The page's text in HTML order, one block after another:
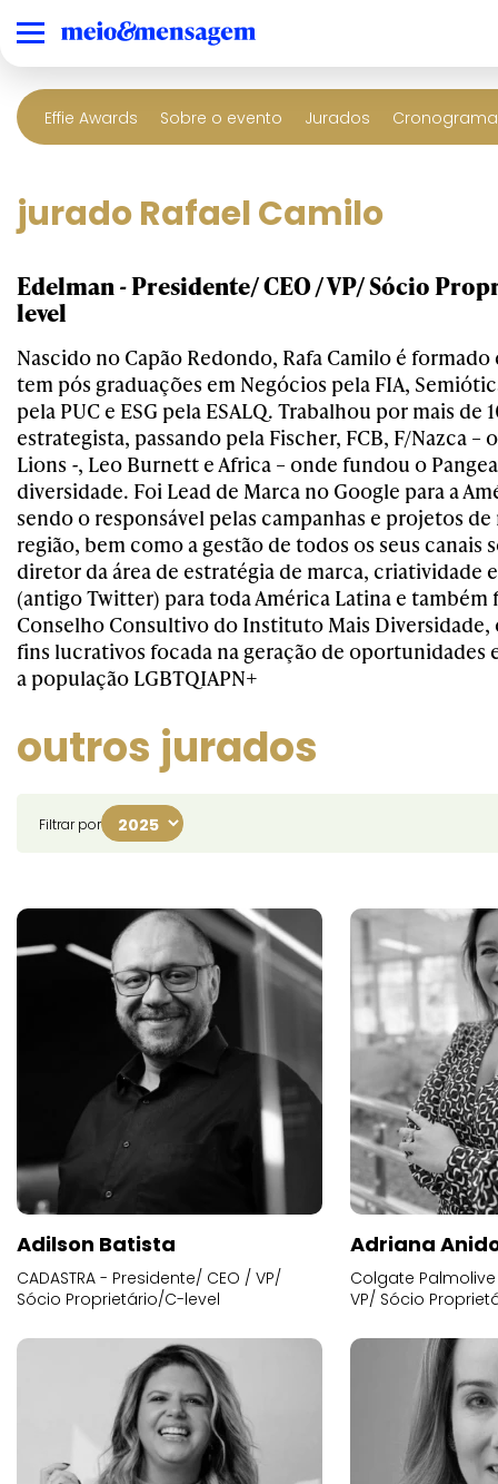
Effie Awards Sobre o evento Jurados
jurado Rafael Camilo
Edelman - Presidente/ CEO / VP/ Sócio
level
Nascido no Capão Redondo, Rafa Camilo é
tem pós graduações em Negócios pela FIA,
pela PUC e ESG pela ESALQ. Trabalhou por mais de
estrategista, passando pela Fischer, FCB, F/Nazca –
Lions -, Leo Burnett e Africa – onde fundou o
diversidade. Foi Lead de Marca no Google para a
sendo o responsável pelas campanhas e projetos
região, bem como a gestão de todos os seus canais
diretor da área de estratégia de marca, criatividade
(antigo Twitter) para toda América Latina e também
Conselho Consultivo do Instituto Mais Diversidade,
fins lucrativos focada na geração de oportunidades
a população LGBTQIAPN+
outros jurados
Filtrar por
Adilson Batista
CADASTRA - Presidente/ CEO / VP/
Sócio Proprietário/C-level
Adriana
Colgate
VP/ Sócio